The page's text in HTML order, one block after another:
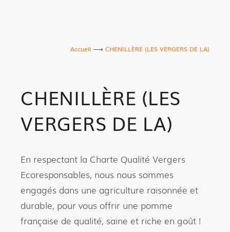
Accueil CHENILLÈRE (LES VERGERS DE LA)
CHENILLÈRE (LES
VERGERS DE LA)
En respectant la Charte Qualité Vergers
Ecoresponsables, nous nous sommes
engagés dans une agriculture raisonnée et
durable, pour vous offrir une pomme
française de qualité, saine et riche en goût !